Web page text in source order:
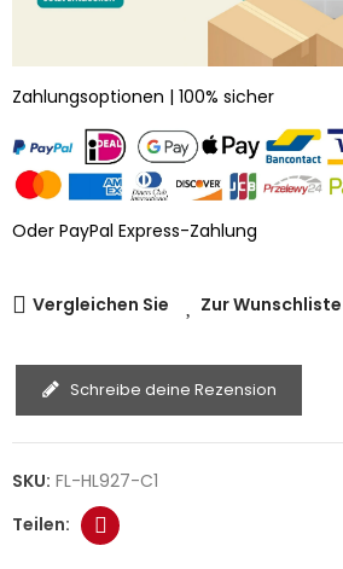
Zahlungsoptionen | 100% sicher
Oder PayPal Express-Zahlung
Vergleichen Sie Zur
Schreibe deine Rezension
SKU: FL-HL927-C1